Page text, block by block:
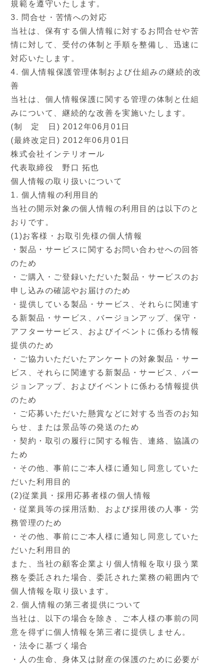
株式会社インテリオール
代表取締役 野口 拓也
個人情報の取り扱いについて
1. 個人情報の利用目的
当社の開示対象の個人情報の利用目的は以下の
(1)お客様・お取引先様の個人情報
・製品・サービスに関するお問い合わせへの回
答のため
・ご購入・ご登録いただいた製品・サービスの
お申し込みの確認やお届けのため
・提供している製品・サービス、それらに関連
する新製品・サービス、バージョンアップ、保
守・アフターサービス、およびイベントに係わ
る情報提供のため
・ご協力いただいたアンケートの対象製品・サ
ービス、それらに関連する新製品・サービス、
バージョンアップ、およびイベントに係わる情
報提供のため
・ご応募いただいた懸賞などに対する当否のお
知らせ、または景品等の発送のため
・契約・取引の履行に関する報告、連絡、協議
のため
・その他、事前にご本人様に通知し同意してい
ただいた利用目的
(2)従業員・採用応募者様の個人情報
・従業員等の採用活動、および採用後の人事・
労務管理のため
・その他、事前にご本人様に通知し同意してい
ただいた利用目的
また、当社の顧客企業より個人情報を取り扱う
業務を委託された場合、委託された業務の範囲
内で個人情報を取り扱います。
2. 個人情報の第三者提供について
当社は、以下の場合を除き、ご本人様の事前の
同意を得ずに個人情報を第三者に提供しませ
ん。
・法令に基づく場合
・人の生命、身体又は財産の保護のために必要
がある場合であって、ご本人様の同意を得るこ
とが困難であるとき
・公衆衛生の向上または児童の健全な育成の推
進のために特に必要がある場合であって、ご本
人様の同意を得ることが困難であるとき
・国の機関もしくは地方公共団体またはその委
託を受けた者が法令の定める事務を遂行するこ
とに対して協力する必要がある場合であって、
規範を遵守いたします。
3. 問合せ・苦情への対応
当社は、保有する個人情報に対するお問合せや苦
情に対して、受付の体制と手順を整備し、迅速に
対応いたします。
4. 個人情報保護管理体制および仕組みの継続的改
善
当社は、個人情報保護に関する管理の体制と仕組
みについて、継続的な改善を実施いたします。
(制 定 日) 2012年06月01日
(最終改定日) 2012年06月01日
株式会社インテリオール
代表取締役 野口 拓也
個人情報の取り扱いについて
1. 個人情報の利用目的
当社の開示対象の個人情報の利用目的は以下のと
おりです。
(1)お客様・お取引先様の個人情報
・製品・サービスに関するお問い合わせへの回答
のため
・ご購入・ご登録いただいた製品・サービスのお
申し込みの確認やお届けのため
・提供している製品・サービス、それらに関連す
る新製品・サービス、バージョンアップ、保守・
アフターサービス、およびイベントに係わる情報
提供のため
・ご協力いただいたアンケートの対象製品・サー
ビス、それらに関連する新製品・サービス、バー
ジョンアップ、およびイベントに係わる情報提供
のため
・ご応募いただいた懸賞などに対する当否のお知
らせ、または景品等の発送のため
・契約・取引の履行に関する報告、連絡、協議の
ため
・その他、事前にご本人様に通知し同意していた
だいた利用目的
(2)従業員・採用応募者様の個人情報
・従業員等の採用活動、および採用後の人事・労
務管理のため
・その他、事前にご本人様に通知し同意していた
だいた利用目的
また、当社の顧客企業より個人情報を取り扱う業
務を委託された場合、委託された業務の範囲内で
個人情報を取り扱います。
2. 個人情報の第三者提供について
当社は、以下の場合を除き、ご本人様の事前の同
意を得ずに個人情報を第三者に提供しません。
・法令に基づく場合
・人の生命、身体又は財産の保護のために必要が